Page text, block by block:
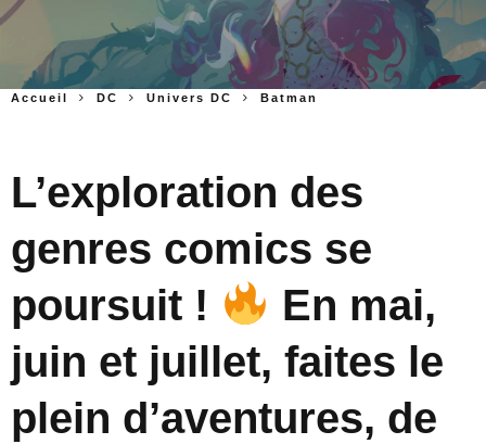
Accueil DC Univers DC Batman
L’exploration des
genres comics se
poursuit !
En mai,
juin et juillet, faites le
plein d’aventures, de